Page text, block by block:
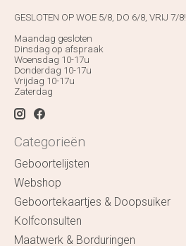
GESLOTEN OP WOE 5/8, DO 6/8, VRIJ 7/8!
Maandag gesloten
Dinsdag op afspraak
Woensdag 10-17u
Donderdag 10-17u
Vrijdag 10-17u
Zaterdag
Categorieën
Geboortelijsten
Webshop
Geboortekaartjes & Doopsuiker
Kolfconsulten
Maatwerk & Borduringen